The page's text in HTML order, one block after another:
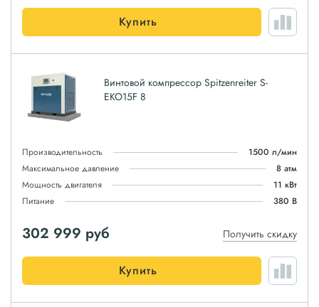
Купить
Винтовой компрессор Spitzenreiter S-
EKO15F 8
Производительность
1500 л/мин
Максимальное давление
8 атм
Мощность двигателя
11 кВт
Питание
380 В
302 999 руб Получить скидку
Купить